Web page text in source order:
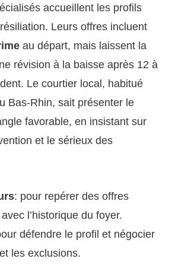
accueillent les profils
Leurs offres incluent
au départ, mais laissent la
révision à la baisse après 12 à
Le courtier local, habitué
Bas-Rhin, sait présenter le
favorable, en insistant sur
et le sérieux des
: pour repérer des offres
l’historique du foyer.
défendre le profil et négocier
les exclusions.